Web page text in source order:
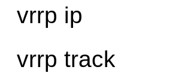
vrrp ip
vrrp track